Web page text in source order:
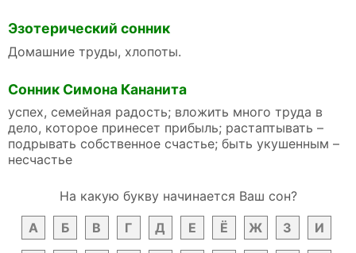
Эзотерический сонник
Домашние труды, хлопоты.
Сонник Симона Кананита
успех, семейная радость; вложить много труда в
дело, которое принесет прибыль; растаптывать –
подрывать собственное счастье; быть укушенным –
несчастье
На какую букву начинается Ваш сон?
А
Б В Г Д Е Ё Ж З И